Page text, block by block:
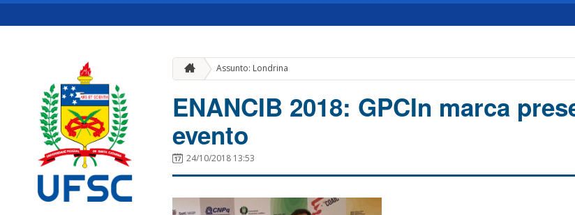
Assunto: Londrina
ENANCIB 2018: GPCIn marca
evento
24/10/2018 13:53